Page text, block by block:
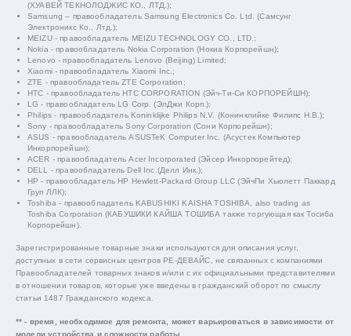
(ХУАВЕЙ ТЕКНОЛОДЖИС КО., ЛТД.);
Samsung – правообладатель Samsung Electronics Co. Ltd. (Самсунг
Электроникс Ко., Лтд.);
MEIZU - правообладатель MEIZU TECHNOLOGY CO., LTD.;
Nokia - правообладатель Nokia Corporation (Нокиа Корпорейшн);
Lenovo - правообладатель Lenovo (Beijing) Limited;
Xiaomi - правообладатель Xiaomi Inc.;
ZTE - правообладатель ZTE Corporation;
HTC - правообладатель HTC CORPORATION (Эйч-Ти-Си КОРПОРЕЙШН);
LG - правообладатель LG Corp. (ЭлДжи Корп.);
Philips - правообладатель Koninklijke Philips N.V. (Конинклийке Филипс Н.В.);
Sony - правообладатель Sony Corporation (Сони Корпорейшн);
ASUS - правообладатель ASUSTeK Computer Inc. (Асустек Компьютер
Инкорпорейшн);
ACER - правообладатель Acer Incorporated (Эйсер Инкорпорейтед);
DELL - правообладатель Dell Inc.(Делл Инк.);
HP - правообладатель HP Hewlett-Packard Group LLC (ЭйчПи Хьюлетт Паккард
Груп ЛЛК);
Toshiba - правообладатель KABUSHIKI KAISHA TOSHIBA, also trading as
Toshiba Corporation (КАБУШИКИ КАЙША ТОШИБА также торгующая как Тосиба
Корпорейшн).
Зарегистрированные товарные знаки используются для описания услуг,
доступных в сети сервисных центров РЕ-ДЕВАЙС, не связанных с компаниями
Правообладателей товарных знаков и/или с их официальными представителями
в отношении товаров, которые уже введены в гражданский оборот по смыслу
статьи 1487 Гражданского кодекса.
** - время, необходимое для ремонта, может варьироваться в зависимости от
модели устройства и сложности работы.